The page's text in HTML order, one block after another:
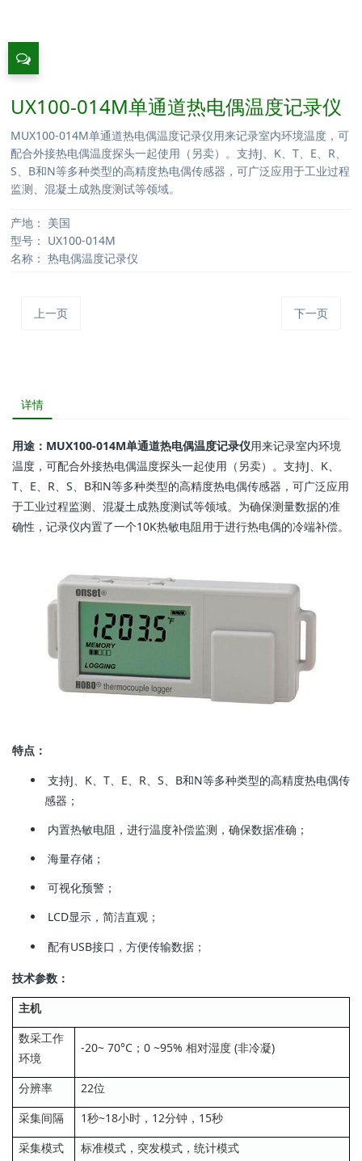
UX100-014M单通道热电偶温度记录仪
MUX100-014M单通道热电偶温度记录仪用来记录室内环境温度，可
配合外接热电偶温度探头一起使用（另卖）。支持J、K、T、E、R、
S、B和N等多种类型的高精度热电偶传感器，可广泛应用于工业过程
监测、混凝土成熟度测试等领域。
产地： 美国
型号： UX100-014M
名称： 热电偶温度记录仪
上一页 下一页
详情
用途：MUX100-014M单通道热电偶温度记录仪用来记录室内环境
温度，可配合外接热电偶温度探头一起使用（另卖）。支持J、K、
T、E、R、S、B和N等多种类型的高精度热电偶传感器，可广泛应用
于工业过程监测、混凝土成熟度测试等领域。为确保测量数据的准
确性，记录仪内置了一个10K热敏电阻用于进行热电偶的冷端补偿。
特点：
支持J、K、T、E、R、S、B和N等多种类型的高精度热电偶传
感器；
内置热敏电阻，进行温度补偿监测，确保数据准确；
海量存储；
可视化预警；
LCD显示，简洁直观；
配有USB接口，方便传输数据；
技术参数：
主机
数采工作
环境
-20~ 70°C；0 ~95% 相对湿度 (非冷凝)
分辨率
22位
采集间隔
1秒~18小时，12分钟，15秒
采集模式
标准模式，突发模式，统计模式